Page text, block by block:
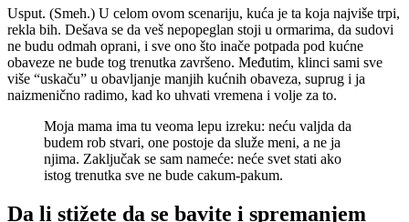
Usput. (Smeh.) U celom ovom scenariju, kuća je ta koja najviše trpi,
rekla bih. Dešava se da veš nepopeglan stoji u ormarima, da sudovi
ne budu odmah oprani, i sve ono što inače potpada pod kućne
obaveze ne bude tog trenutka završeno. Međutim, klinci sami sve
više “uskaču” u obavljanje manjih kućnih obaveza, suprug i ja
naizmenično radimo, kad ko uhvati vremena i volje za to.
Moja mama ima tu veoma lepu izreku: neću valjda da
budem rob stvari, one postoje da služe meni, a ne ja
njima. Zaključak se sam nameće: neće svet stati ako
istog trenutka sve ne bude cakum-pakum.
Da li stižete da se bavite i spremanjem